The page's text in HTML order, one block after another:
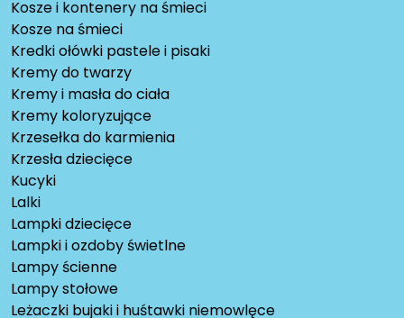
Kosze i kontenery na śmieci
Kosze na śmieci
Kredki ołówki pastele i pisaki
Kremy do twarzy
Kremy i masła do ciała
Kremy koloryzujące
Krzesełka do karmienia
Krzesła dziecięce
Kucyki
Lalki
Lampki dziecięce
Lampki i ozdoby świetlne
Lampy ścienne
Lampy stołowe
Leżaczki bujaki i huśtawki niemowlęce